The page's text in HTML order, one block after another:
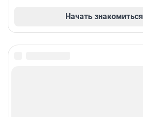
Начать знакомиться